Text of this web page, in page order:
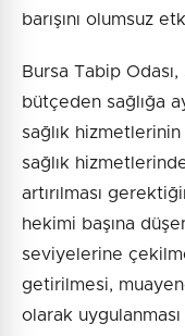
barışını olumsuz
Bursa Tabip Odası,
bütçeden sağlığa
sağlık
sağlık hizmetlerinde
artırılması
hekimi başına
seviyelerine
getirilmesi,
olarak